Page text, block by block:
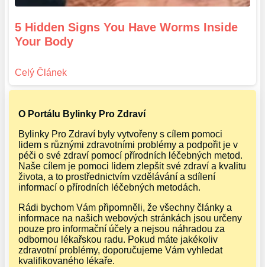
5 Hidden Signs You Have Worms Inside
Your Body
O Portálu Bylinky Pro Zdraví
Bylinky Pro Zdraví byly vytvořeny s cílem pomoci
lidem s různými zdravotními problémy a podpořit je v
péči o své zdraví pomocí přírodních léčebných metod.
Naše cílem je pomoci lidem zlepšit své zdraví a kvalitu
života, a to prostřednictvím vzdělávání a sdílení
informací o přírodních léčebných metodách.
Rádi bychom Vám připomněli, že všechny články a
informace na našich webových stránkách jsou určeny
pouze pro informační účely a nejsou náhradou za
odbornou lékařskou radu. Pokud máte jakékoliv
zdravotní problémy, doporučujeme Vám vyhledat
kvalifikovaného lékaře.